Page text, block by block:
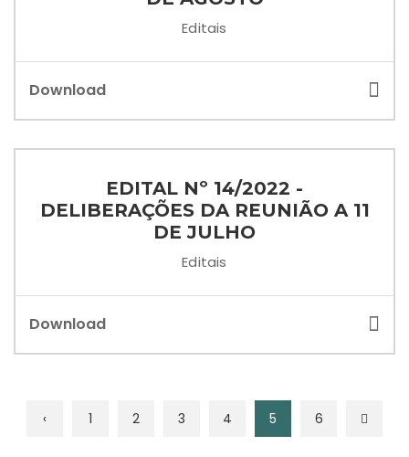
Editais
Download
EDITAL Nº 14/2022 -
DELIBERAÇÕES DA REUNIÃO A 11
DE JULHO
Editais
Download
‹ 1 2 3 4 5 6